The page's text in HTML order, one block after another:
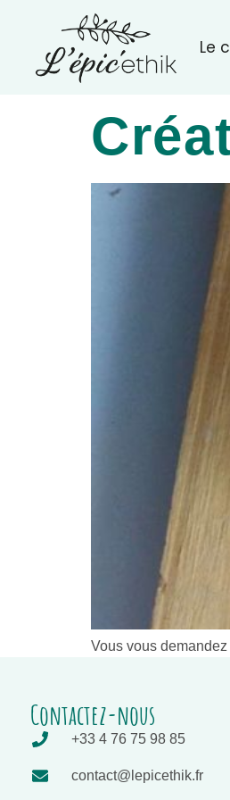
Le
Vous vous
Contactez-nous
+33 4 76 75 98 85
contact@lepicethik.fr